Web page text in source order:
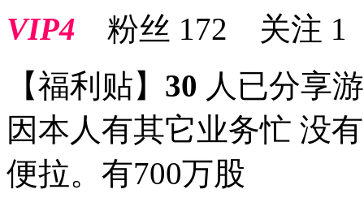
VIP4 粉丝 172 关注 1
【福利贴】 30 人已分享
因本人有其它业务忙 没
便拉。有700万股